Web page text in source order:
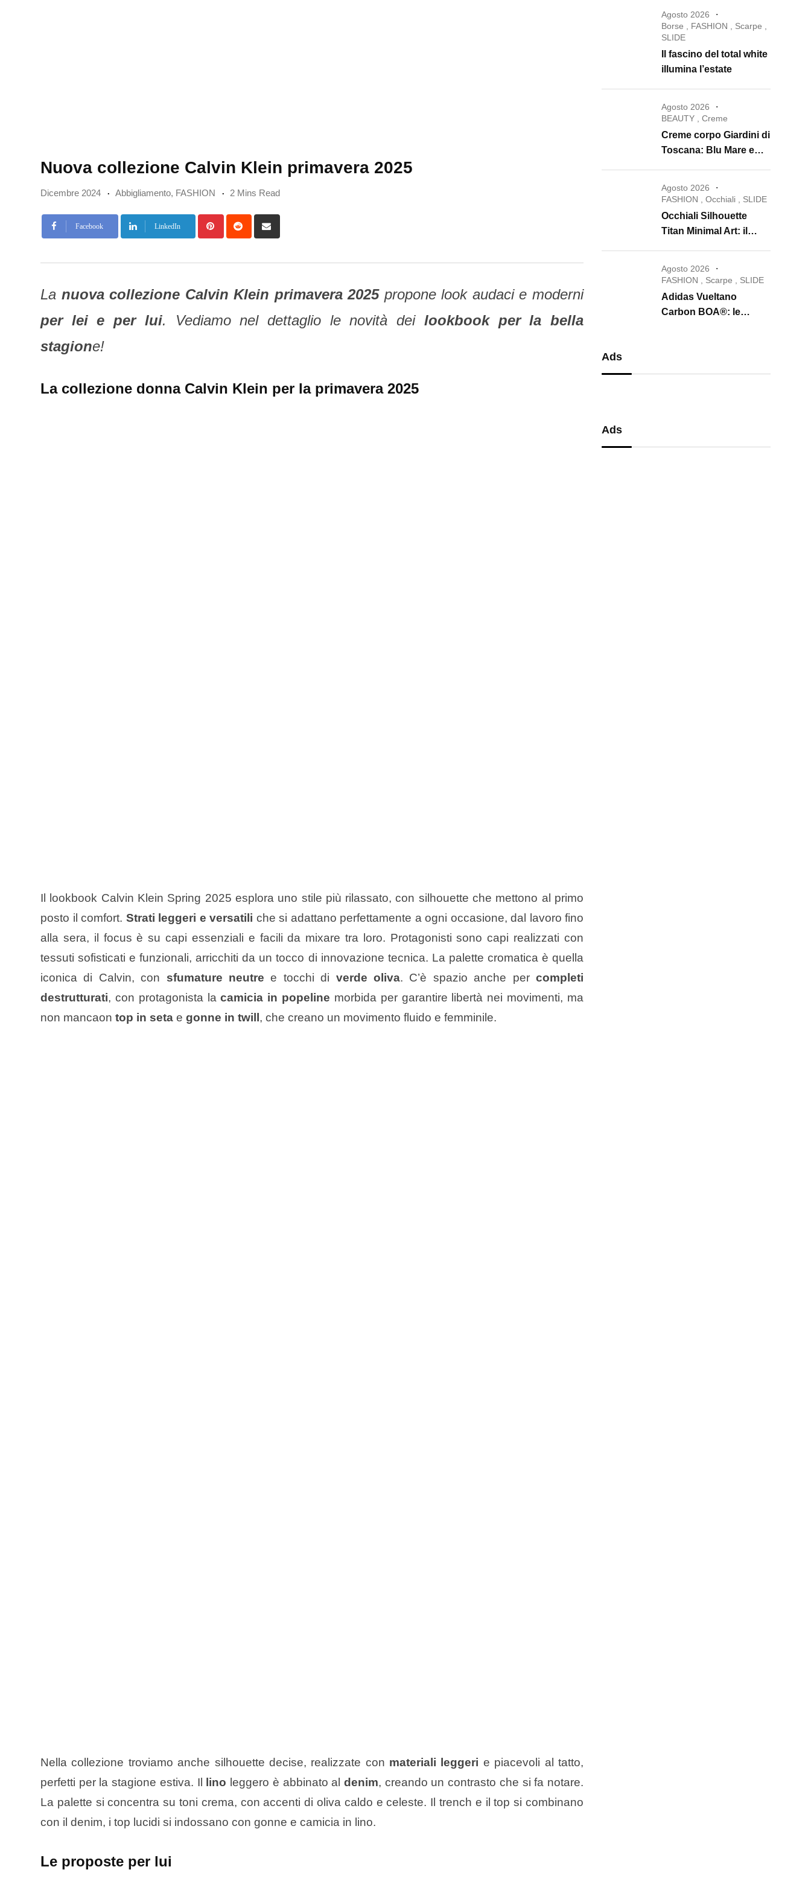
Nuova collezione Calvin Klein primavera 2025
Dicembre 2024 Abbigliamento, FASHION 2 Mins Read
Facebook LinkedIn PinterestReddit
via
La nuova collezione Calvin Klein primavera 2025propone look audaci e moderni
per lei e per lui. Vediamo nel dettaglio le novità dei lookbook per la bella
stagione!
La collezione donna Calvin Klein per la primavera 2025
Il lookbook Calvin Klein Spring 2025 esplora uno stile più rilassato, con silhouette che mettono al primo
posto il comfort. Strati leggeri e versatili che si adattano perfettamente a ogni occasione, dal lavoro fino
alla sera, il focus è su capi essenziali e facili da mixare tra loro. Protagonisti sono capi realizzati con
tessuti sofisticati e funzionali, arricchiti da un tocco di innovazione tecnica. La palette cromatica è quella
iconica di Calvin, con sfumature neutre e tocchi di verde oliva. C’è spazio anche percompleti
destrutturati, con protagonista lacamicia in popeline morbida per garantire libertà nei movimenti, ma
non mancaon top in seta e gonne in twill, che creano un movimento fluido e femminile.
Nella collezione troviamo anche silhouette decise, realizzate con materiali leggeri e piacevoli al tatto,
perfetti per la stagione estiva. Il
lino leggero è abbinato al denim, creando un contrasto che si fa notare.
La palette si concentra su toni crema, con accenti di oliva caldo e celeste. Il trench e il top si combinano
con il denim, i top lucidi si indossano con gonne e camicia in lino.
Le proposte per lui
Agosto 2026
Borse
FASHION Scarpe
SLIDE
Il fascino del total white
illumina l’estate
Agosto 2026
BEAUTY
Creme
Creme corpo Giardini di
Toscana: Blu Mare e
di lusso
Agosto 2026
FASHION
Occhiali SLIDE
Occhiali Silhouette
Titan Minimal Art: il
conquista il 2026
Agosto 2026
FASHION
Scarpe SLIDE
Adidas Vueltano
Carbon BOA®: le
precisione
Ads
Ads